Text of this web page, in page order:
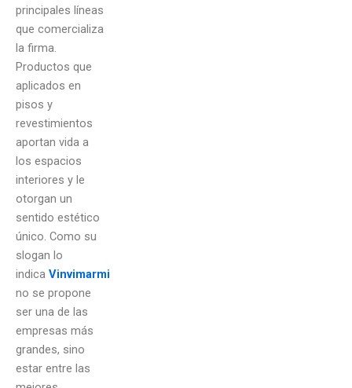
principales líneas
que comercializa
la firma.
Productos que
aplicados en
pisos y
revestimientos
aportan vida a
los espacios
interiores y le
otorgan un
sentido estético
único. Como su
slogan lo
indica Vinvimarmi
no se propone
ser una de las
empresas más
grandes, sino
estar entre las